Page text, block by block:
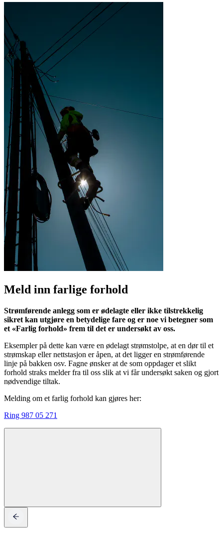
Meld inn farlige forhold
Strømførende anlegg som er ødelagte eller ikke tilstrekkelig
sikret kan utgjøre en betydelige fare og er noe vi betegner som
et «Farlig forhold» frem til det er undersøkt av oss.
Eksempler på dette kan være en ødelagt strømstolpe, at en dør til et
strømskap eller nettstasjon er åpen, at det ligger en strømførende
linje på bakken osv. Fagne ønsker at de som oppdager et slikt
forhold straks melder fra til oss slik at vi får undersøkt saken og gjort
nødvendige tiltak.
Melding om et farlig forhold kan gjøres her:
Ring 987 05 271